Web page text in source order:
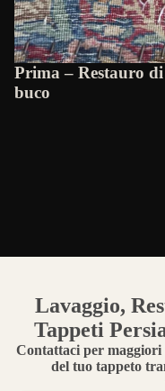
Prima – Restauro
buco
Lavaggio,
Tappeti
Contattaci per
del tuo tappeto